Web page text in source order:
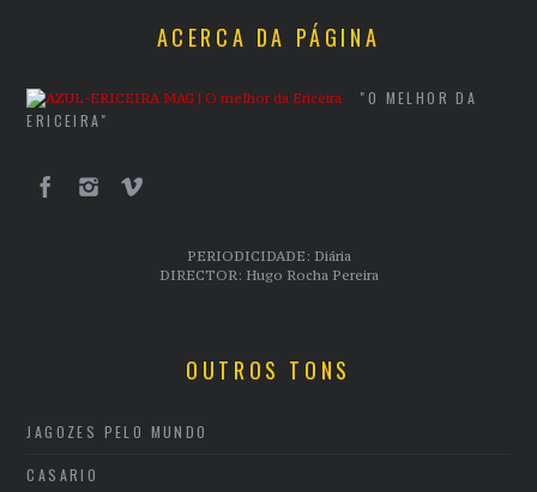
ACERCA DA PÁGINA
"O MELHOR DA
ERICEIRA"
PERIODICIDADE: Diária
DIRECTOR: Hugo Rocha Pereira
OUTROS TONS
JAGOZES PELO MUNDO
CASARIO